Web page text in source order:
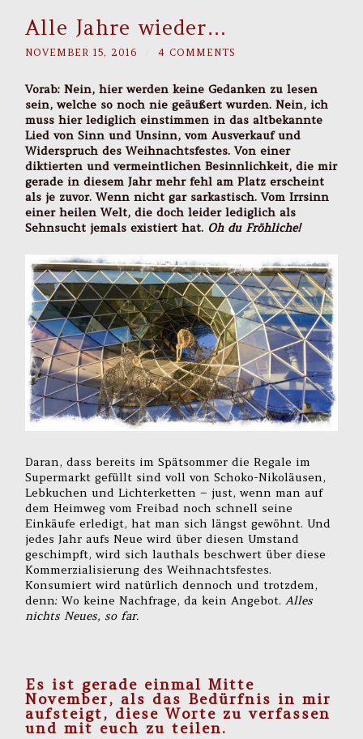
Alle Jahre wieder…
NOVEMBER 15, 2016 4 COMMENTS
Vorab: Nein, hier werden keine Gedanken zu lesen
sein, welche so noch nie geäußert wurden. Nein, ich
muss hier lediglich einstimmen in das altbekannte
Lied von Sinn und Unsinn, vom Ausverkauf und
Widerspruch des Weihnachtsfestes. Von einer
diktierten und vermeintlichen Besinnlichkeit, die mir
gerade in diesem Jahr mehr fehl am Platz erscheint
als je zuvor. Wenn nicht gar sarkastisch. Vom Irrsinn
einer heilen Welt, die doch leider lediglich als
Sehnsucht jemals existiert hat. Oh du Fröhliche!
Daran, dass bereits im Spätsommer die Regale im
Supermarkt gefüllt sind voll von Schoko-Nikoläusen,
Lebkuchen und Lichterketten – just, wenn man auf
dem Heimweg vom Freibad noch schnell seine
Einkäufe erledigt, hat man sich längst gewöhnt. Und
jedes Jahr aufs Neue wird über diesen Umstand
geschimpft, wird sich lauthals beschwert über diese
Kommerzialisierung des Weihnachtsfestes.
Konsumiert wird natürlich dennoch und trotzdem,
denn: Wo keine Nachfrage, da kein Angebot. Alles
nichts Neues, so far.
Es ist gerade einmal Mitte
November, als das Bedürfnis in mir
aufsteigt, diese Worte zu verfassen
und mit euch zu teilen.